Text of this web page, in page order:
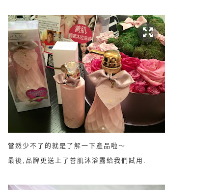
當然少不了的就是了解一下產品啦～
最後,品牌更送上了善肌沐浴露給我們試用.